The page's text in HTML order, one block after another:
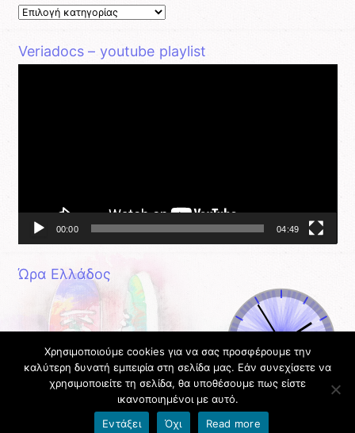
Kατηγορίες
Veriadocs – youtube playlist
00:00 04:49
Ώρα Ελλάδος
Όροι χρήσης blogs.sch.gr| Δήλωση προσβασιμότητας
Χρησιμοποιούμε cookies για να σας προσφέρουμε την
καλύτερη δυνατή εμπειρία στη σελίδα μας. Εάν συνεχίσετε να
χρησιμοποιείτε τη σελίδα, θα υποθέσουμε πως είστε
ικανοποιημένοι με αυτό.
Εντάξει
Όχι Read more